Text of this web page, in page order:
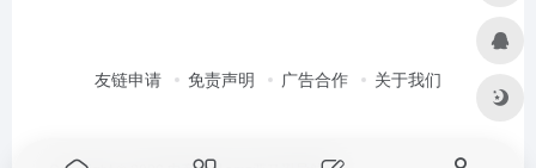
友链申请 免责声明 广告合作 关于我们